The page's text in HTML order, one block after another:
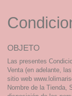
OBJETO
Las presentes
Venta (en adelante,
sitio web
Nombre de la Tienda,